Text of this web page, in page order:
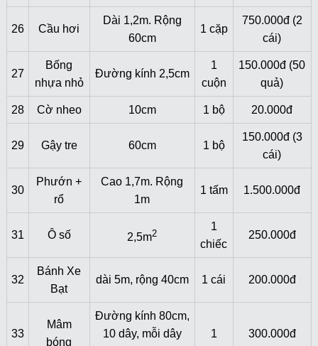
26 Cầu hơi
Dài 1,2m. Rộng
60cm
1 cặp
750.000đ (2
cái)
27
Bống
nhựa nhỏ
Đường kính 2,5cm
1
cuộn
150.000đ (50
quả)
28 Cờ nheo 10cm 1 bộ 20.000đ
29 Gậy tre 60cm 1 bộ
150.000đ (3
cái)
30
Phướn +
rổ
Cao 1,7m. Rộng
1m
1 tấm 1.500.000đ
31 Ô số 2,5m2
1
chiếc
250.000đ
32
Bánh Xe
Bạt
dài 5m, rộng 40cm 1 cái 200.000đ
33
Mâm
bóng
Đường kính 80cm,
10 dây, mỗi dây
1 300.000đ